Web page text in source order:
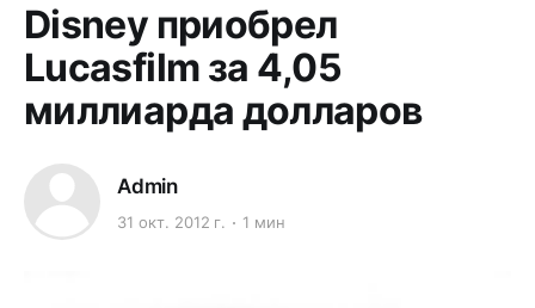
Disney приобрел
Lucasfilm за 4,05
миллиарда долларов
Admin
31 окт. 2012 г. 1 мин